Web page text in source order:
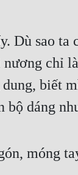
Dù sao ta
chỉ
biết
dáng
móng